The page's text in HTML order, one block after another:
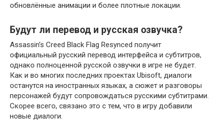
обновлённые анимации и более плотные локации.
Будут ли перевод и русская озвучка?
Assassin’s Creed Black Flag Resynced получит
официальный русский перевод интерфейса и субтитров,
однако полноценной русской озвучки в игре не будет.
Как и во многих последних проектах Ubisoft, диалоги
останутся на иностранных языках, а сюжет и разговоры
персонажей будут сопровождаться русскими субтитрами.
Скорее всего, связано это с тем, что в игру добавили
новые диалоги.